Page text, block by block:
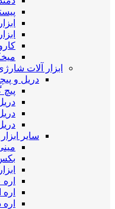
ابزار آلات
دریل و
سایر